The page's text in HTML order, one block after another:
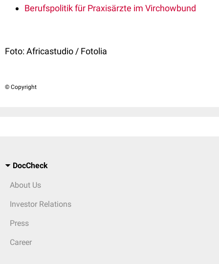
Berufspolitik für Praxisärzte im Virchowbund
Foto: Africastudio / Fotolia
© Copyright
DocCheck
About Us
Investor Relations
Press
Career